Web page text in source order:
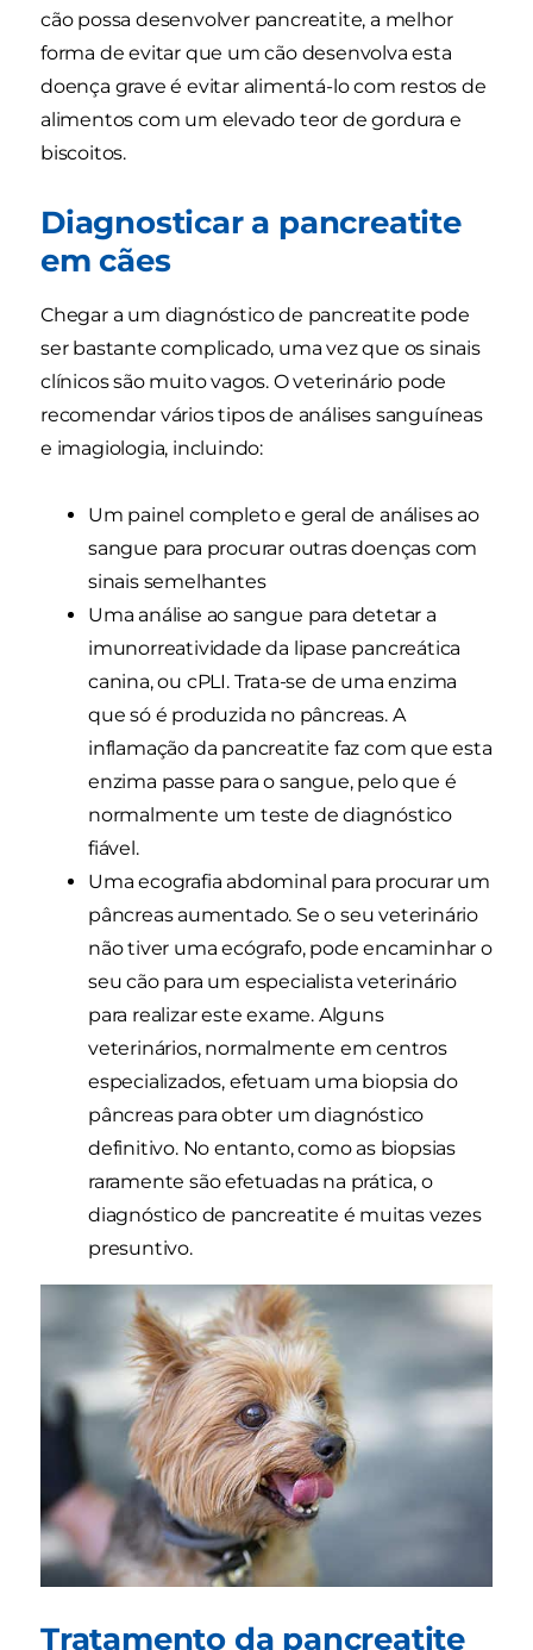
cão possa desenvolver pancreatite, a melhor
forma de evitar que um cão desenvolva esta
doença grave é evitar alimentá-lo com restos de
alimentos com um elevado teor de gordura e
biscoitos.
Diagnosticar a pancreatite
em cães
Chegar a um diagnóstico de pancreatite pode
ser bastante complicado, uma vez que os sinais
clínicos são muito vagos. O veterinário pode
recomendar vários tipos de análises sanguíneas
e imagiologia, incluindo:
Um painel completo e geral de análises ao
sangue para procurar outras doenças com
sinais semelhantes
Uma análise ao sangue para detetar a
imunorreatividade da lipase pancreática
canina, ou cPLI. Trata-se de uma enzima
que só é produzida no pâncreas. A
inflamação da pancreatite faz com que esta
enzima passe para o sangue, pelo que é
normalmente um teste de diagnóstico
fiável.
Uma ecografia abdominal para procurar um
pâncreas aumentado. Se o seu veterinário
não tiver uma ecógrafo, pode encaminhar o
seu cão para um especialista veterinário
para realizar este exame. Alguns
veterinários, normalmente em centros
especializados, efetuam uma biopsia do
pâncreas para obter um diagnóstico
definitivo. No entanto, como as biopsias
raramente são efetuadas na prática, o
diagnóstico de pancreatite é muitas vezes
presuntivo.
Tratamento da pancreatite